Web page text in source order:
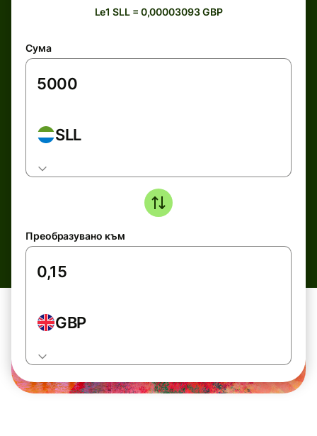
Le1 SLL = 0,00003093 GBP
Сума
SLL
Преобразувано към
GBP